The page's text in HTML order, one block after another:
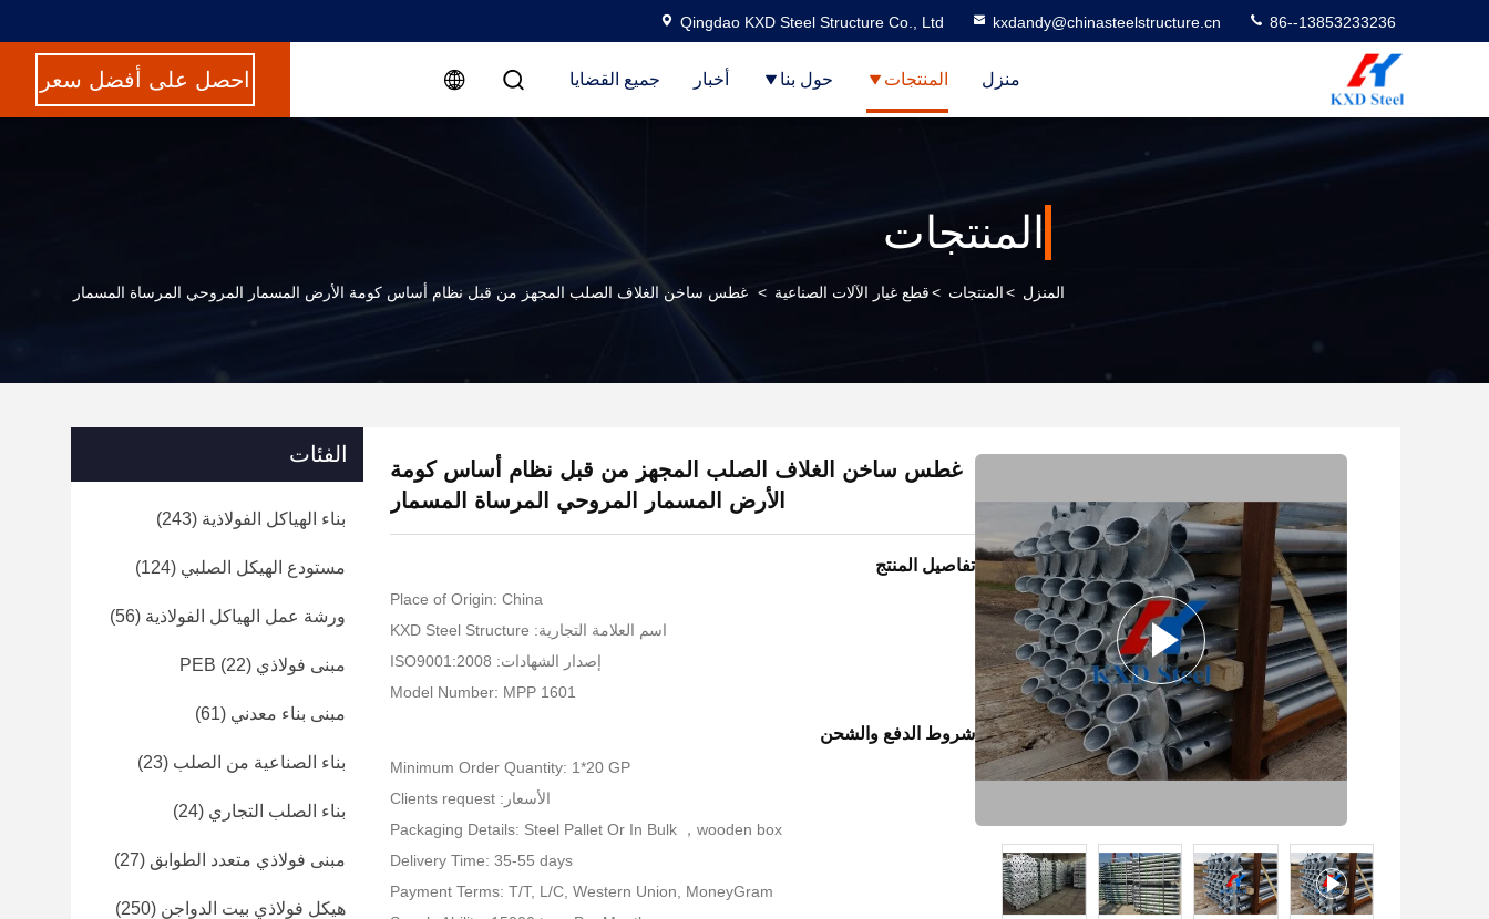
Qingdao KXD Steel Structure Co., Ltd kxdandy@chinasteelstructure.cn 86--13853233236
منزل المنتجات حول بنا أخبار جميع القضايا احصل على أفضل سعر
المنتجات
المنزل >المنتجات >قطع غيار الآلات الصناعية > غطس ساخن الغلاف الصلب المجهز من قبل نظام أساس كومة الأرض المسمار المروحي المرساة المسمار
غطس ساخن الغلاف الصلب المجهز من قبل نظام أساس كومة
الأرض المسمار المروحي المرساة المسمار
تفاصيل المنتج
Place of Origin: China
اسم العلامة التجارية: KXD Steel Structure
إصدار الشهادات: ISO9001:2008
Model Number: MPP 1601
شروط الدفع والشحن
Minimum Order Quantity: 1*20 GP
الأسعار: Clients request
Packaging Details: Steel Pallet Or In Bulk ，wooden box
Delivery Time: 35-55 days
Payment Terms: T/T, L/C, Western Union, MoneyGram
الفئات
بناء الهياكل الفولاذية (243)
مستودع الهيكل الصلبي (124)
ورشة عمل الهياكل الفولاذية (56)
مبنى فولاذي PEB (22)
مبنى بناء معدني (61)
بناء الصناعية من الصلب (23)
بناء الصلب التجاري (24)
مبنى فولاذي متعدد الطوابق (27)
هيكل فولاذي بيت الدواجن (250)